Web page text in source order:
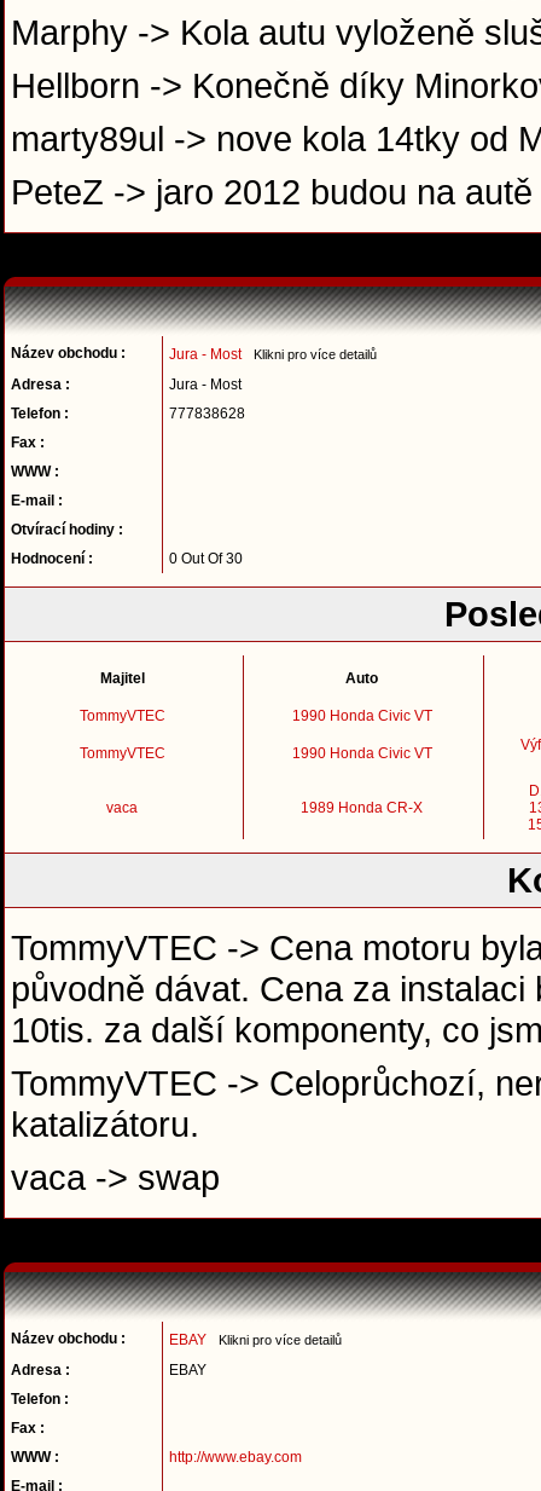
Marphy -> Kola autu vyloženě
Hellborn -> Konečně díky
marty89ul -> nove kola 14tky od
PeteZ -> jaro 2012 budou na
Název obchodu : Jura - Most Klikni pro více detailů
Adresa :
Jura - Most
Telefon :
777838628
Fax :
WWW :
E-mail :
Otvírací hodiny :
Hodnocení :
0 Out Of 30
Majitel Auto
TommyVTEC 1990 Honda Civic VT
TommyVTEC 1990 Honda Civic VT
vaca 1989 Honda CR-X
TommyVTEC -> Cena motoru
původně dávat. Cena za
10tis. za další komponenty, co
TommyVTEC -> Celoprůchozí,
katalizátoru.
vaca -> swap
Název obchodu : EBAY Klikni pro více detailů
Adresa :
EBAY
Telefon :
Fax :
WWW :
http://www.ebay.com
E-mail :